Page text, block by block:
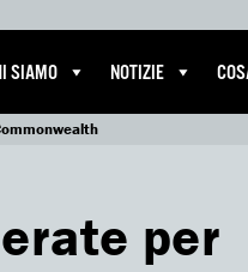
SIAMO NOTIZIE
per